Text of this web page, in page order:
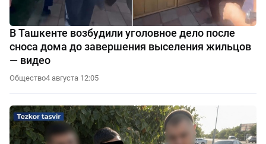
В Ташкенте возбудили уголовное дело после
сноса дома до завершения выселения жильцов
— видео
Общество4 августа 12:05